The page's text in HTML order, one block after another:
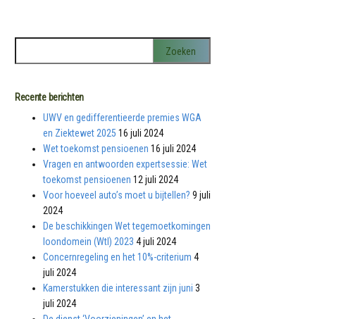
Recente berichten
UWV en gedifferentieerde premies WGA
en Ziektewet 2025 16 juli 2024
Wet toekomst pensioenen 16 juli 2024
Vragen en antwoorden expertsessie: Wet
toekomst pensioenen 12 juli 2024
Voor hoeveel auto’s moet u bijtellen? 9 juli
2024
De beschikkingen Wet tegemoetkomingen
loondomein (Wtl) 2023 4 juli 2024
Concernregeling en het 10%-criterium 4
juli 2024
Kamerstukken die interessant zijn juni 3
juli 2024